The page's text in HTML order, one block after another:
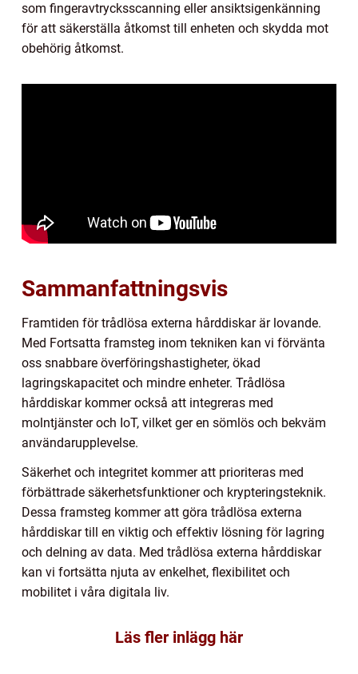
som fingeravtrycksscanning eller ansiktsigenkänning
för att säkerställa åtkomst till enheten och skydda mot
obehörig åtkomst.
Sammanfattningsvis
Framtiden för trådlösa externa hårddiskar är lovande.
Med Fortsatta framsteg inom tekniken kan vi förvänta
oss snabbare överföringshastigheter, ökad
lagringskapacitet och mindre enheter. Trådlösa
hårddiskar kommer också att integreras med
molntjänster och IoT, vilket ger en sömlös och bekväm
användarupplevelse.
Säkerhet och integritet kommer att prioriteras med
förbättrade säkerhetsfunktioner och krypteringsteknik.
Dessa framsteg kommer att göra trådlösa externa
hårddiskar till en viktig och effektiv lösning för lagring
och delning av data. Med trådlösa externa hårddiskar
kan vi fortsätta njuta av enkelhet, flexibilitet och
mobilitet i våra digitala liv.
Läs fler inlägg här